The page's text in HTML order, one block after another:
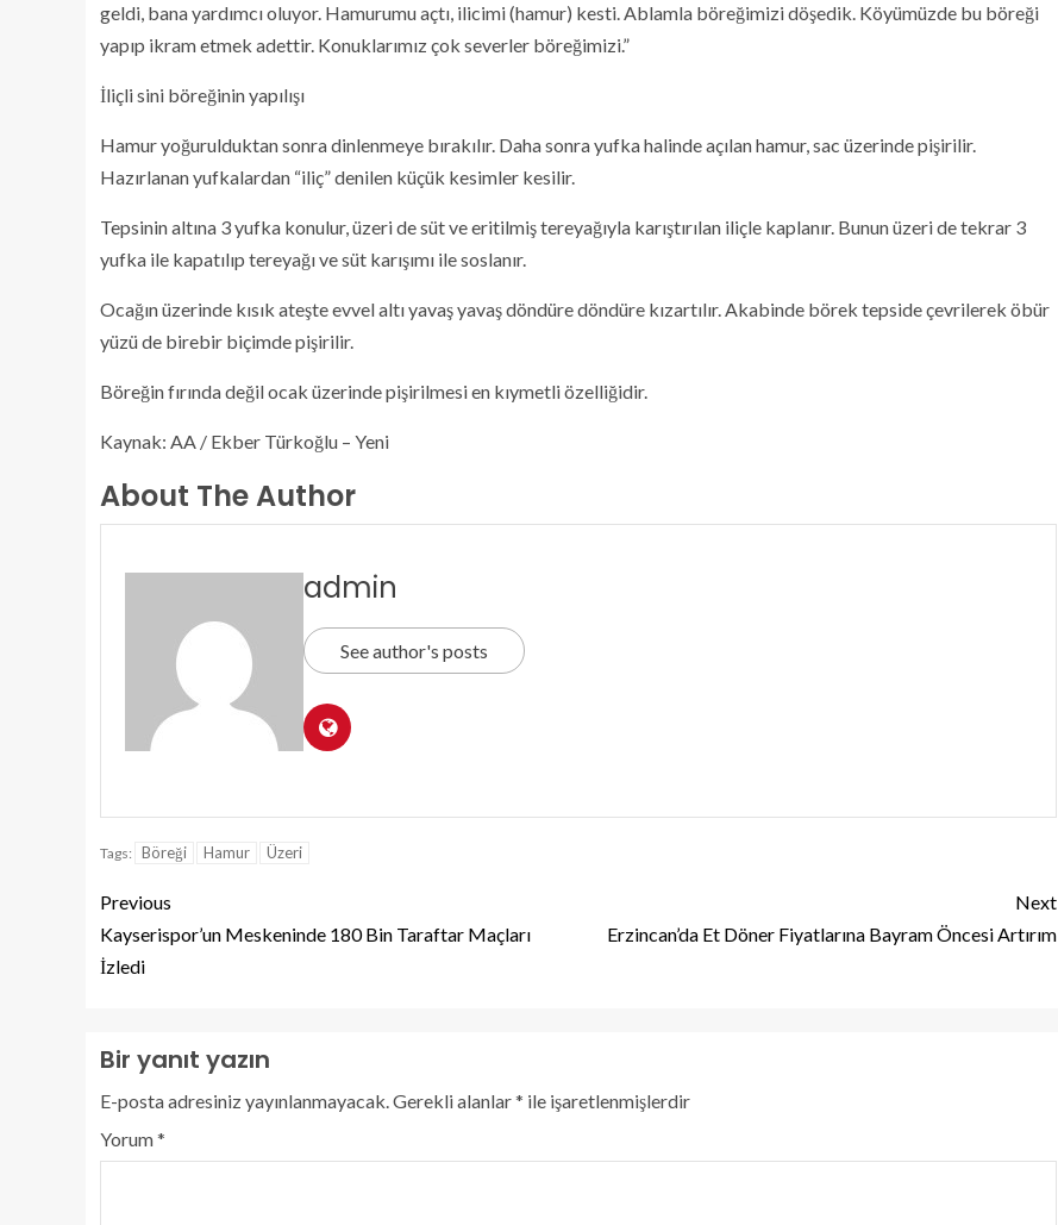
geldi, bana yardımcı oluyor. Hamurumu açtı, ilicimi (hamur) kesti. Ablamla böreğimizi döşedik. Köyümüzde bu böreği
yapıp ikram etmek adettir. Konuklarımız çok severler böreğimizi.”
İliçli sini böreğinin yapılışı
Hamur yoğurulduktan sonra dinlenmeye bırakılır. Daha sonra yufka halinde açılan hamur, sac üzerinde pişirilir.
Hazırlanan yufkalardan “iliç” denilen küçük kesimler kesilir.
Tepsinin altına 3 yufka konulur, üzeri de süt ve eritilmiş tereyağıyla karıştırılan iliçle kaplanır. Bunun üzeri de tekrar 3
yufka ile kapatılıp tereyağı ve süt karışımı ile soslanır.
Ocağın üzerinde kısık ateşte evvel altı yavaş yavaş döndüre döndüre kızartılır. Akabinde börek tepside çevrilerek öbür
yüzü de birebir biçimde pişirilir.
Böreğin fırında değil ocak üzerinde pişirilmesi en kıymetli özelliğidir.
Kaynak: AA / Ekber Türkoğlu – Yeni
About The Author
admin
See author's posts
Tags: Böreği Hamur Üzeri
Previous
Kayserispor’un Meskeninde 180 Bin Taraftar Maçları
İzledi
Next
Erzincan’da Et Döner Fiyatlarına Bayram Öncesi Artırım
Bir yanıt yazın
E-posta adresiniz yayınlanmayacak.Gerekli alanlar* ile işaretlenmişlerdir
Yorum*